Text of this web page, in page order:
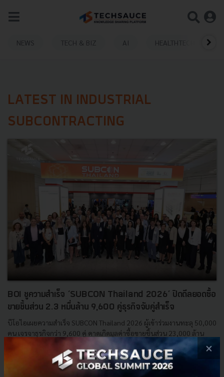
NEWS TECH & BIZ AI HEALTHTECH
LATEST IN INDUSTRIAL
SUBCONTRACTING
BOI ชูความสำเร็จ ‘SUBCON Thailand 2026’ ปิดดีลยอดซื้อ
ขายชิ้นส่วน 2.3 หมื่นล้าน 9,600 คู่ธุรกิจจับคู่สำเร็จ
บีโอไอเผยความสำเร็จ SUBCON Thailand 2026 ผู้เข้าร่วมงานทะลุ 50,000
คน เจรจาธุรกิจกว่า 9,600 คู่ คาดเกิดมูลค่าซื้อขายชิ้นส่วน 23,000 ล้าน
บาท ครอบคลุม EV เซมิคอนดักเตอร์ หุ่นยนต์ เคร...
พฤษภาคม 19, 2026| ByTechsauce Team
×